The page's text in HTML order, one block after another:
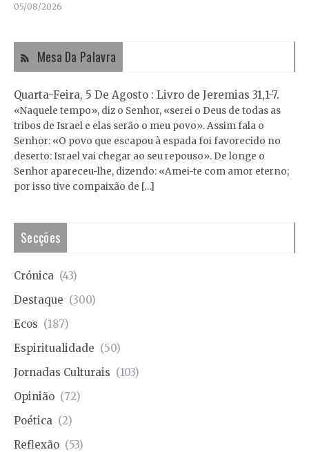
05/08/2026
Mesa Da Palavra
Quarta-Feira, 5 De Agosto : Livro de Jeremias 31,1-7.
«Naquele tempo», diz o Senhor, «serei o Deus de todas as
tribos de Israel e elas serão o meu povo». Assim fala o
Senhor: «O povo que escapou à espada foi favorecido no
deserto: Israel vai chegar ao seu repouso». De longe o
Senhor apareceu-lhe, dizendo: «Amei-te com amor eterno;
por isso tive compaixão de […]
Secções
Crónica (43)
Destaque (300)
Ecos (187)
Espiritualidade (50)
Jornadas Culturais (103)
Opinião (72)
Poética (2)
Reflexão (53)